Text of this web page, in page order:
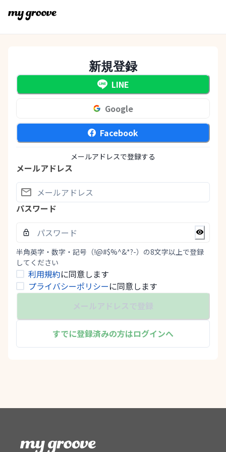
新規登録
LINE
Google
Facebook
メールアドレスで登録する
メールアドレス
パスワード
半角英字・数字・記号（!@#$%^&*?-）の8文字以上で登録
してください
利用規約に同意します
プライバシーポリシーに同意します
メールアドレスで登録
すでに登録済みの方はログインへ